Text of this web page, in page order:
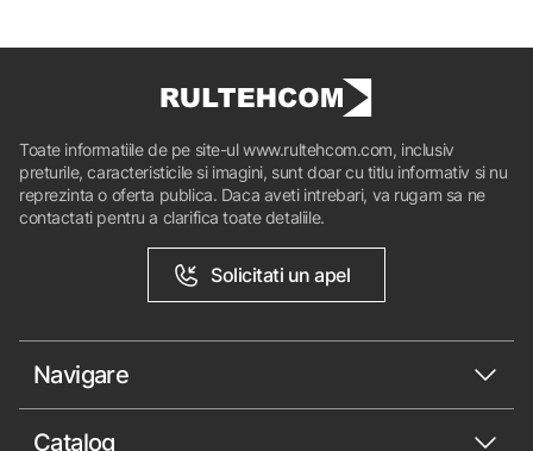
Toate informatiile de pe site-ul www.rultehcom.com, inclusiv
preturile, caracteristicile si imagini, sunt doar cu titlu informativ si nu
reprezinta o oferta publica. Daca aveti intrebari, va rugam sa ne
contactati pentru a clarifica toate detaliile.
Solicitati un apel
Navigare
Catalog